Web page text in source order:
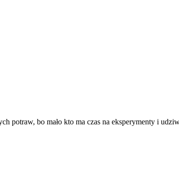
potraw, bo mało kto ma czas na eksperymenty i